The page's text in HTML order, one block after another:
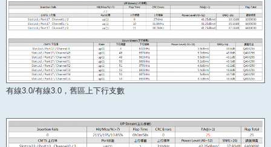
有線3.0/有線3.0，舊區上下行支數